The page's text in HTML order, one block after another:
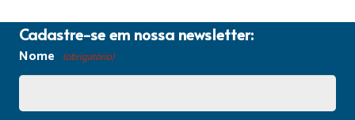
Cadastre-se em nossa newsletter:
Nome (obrigatório)